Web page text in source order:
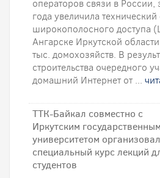
операторов связи в России,
года увеличила технический
широкополосного доступа
Ангарске Иркутской
тыс. домохозяйств. В
строительства очередного
домашний Интернет от ...
ТТК-Байкал совместно с
Иркутским государственным
университетом организовал
специальный курс лекций
студентов